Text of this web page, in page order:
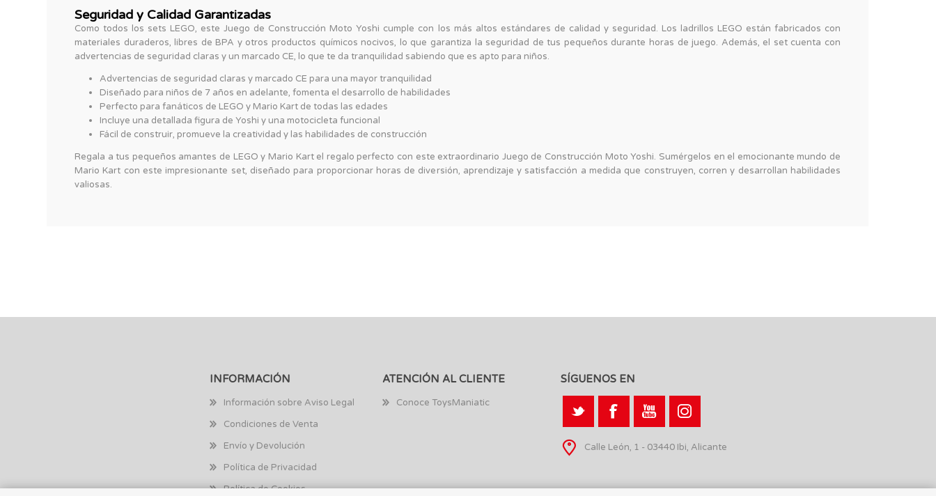
Seguridad y Calidad Garantizadas
Como todos los sets LEGO, este Juego de Construcción Moto Yoshi cumple con los más altos estándares de calidad y seguridad. Los ladrillos LEGO están fabricados con
materiales duraderos, libres de BPA y otros productos químicos nocivos, lo que garantiza la seguridad de tus pequeños durante horas de juego. Además, el set cuenta con
advertencias de seguridad claras y un marcado CE, lo que te da tranquilidad sabiendo que es apto para niños.
Advertencias de seguridad claras y marcado CE para una mayor tranquilidad
Diseñado para niños de 7 años en adelante, fomenta el desarrollo de habilidades
Perfecto para fanáticos de LEGO y Mario Kart de todas las edades
Incluye una detallada figura de Yoshi y una motocicleta funcional
Fácil de construir, promueve la creatividad y las habilidades de construcción
Regala a tus pequeños amantes de LEGO y Mario Kart el regalo perfecto con este extraordinario Juego de Construcción Moto Yoshi. Sumérgelos en el emocionante mundo de
Mario Kart con este impresionante set, diseñado para proporcionar horas de diversión, aprendizaje y satisfacción a medida que construyen, corren y desarrollan habilidades
valiosas.
INFORMACIÓN
Información sobre Aviso Legal
Condiciones de Venta
Envío y Devolución
Política de Privacidad
Política de Cookies
ATENCIÓN AL CLIENTE
Conoce ToysManiatic
SÍGUENOS EN
Calle León, 1 - 03440 Ibi, Alicante